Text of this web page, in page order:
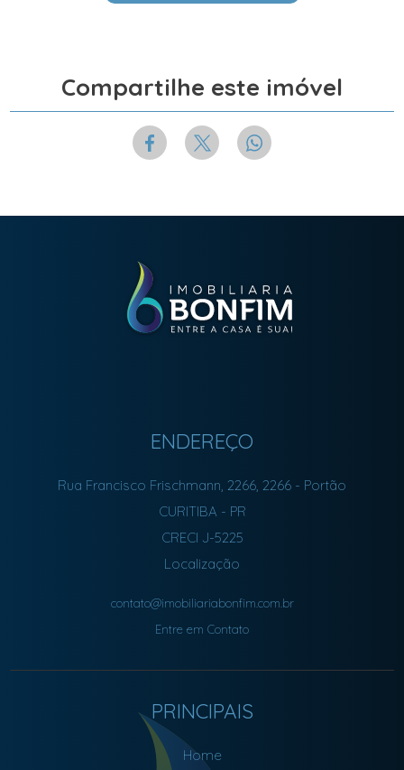
Compartilhe este imóvel
ENDEREÇO
Rua Francisco Frischmann, 2266, 2266 - Portão
CURITIBA - PR
CRECI J-5225
Localização
contato@imobiliariabonfim.com.br
Entre em Contato
PRINCIPAIS
Home